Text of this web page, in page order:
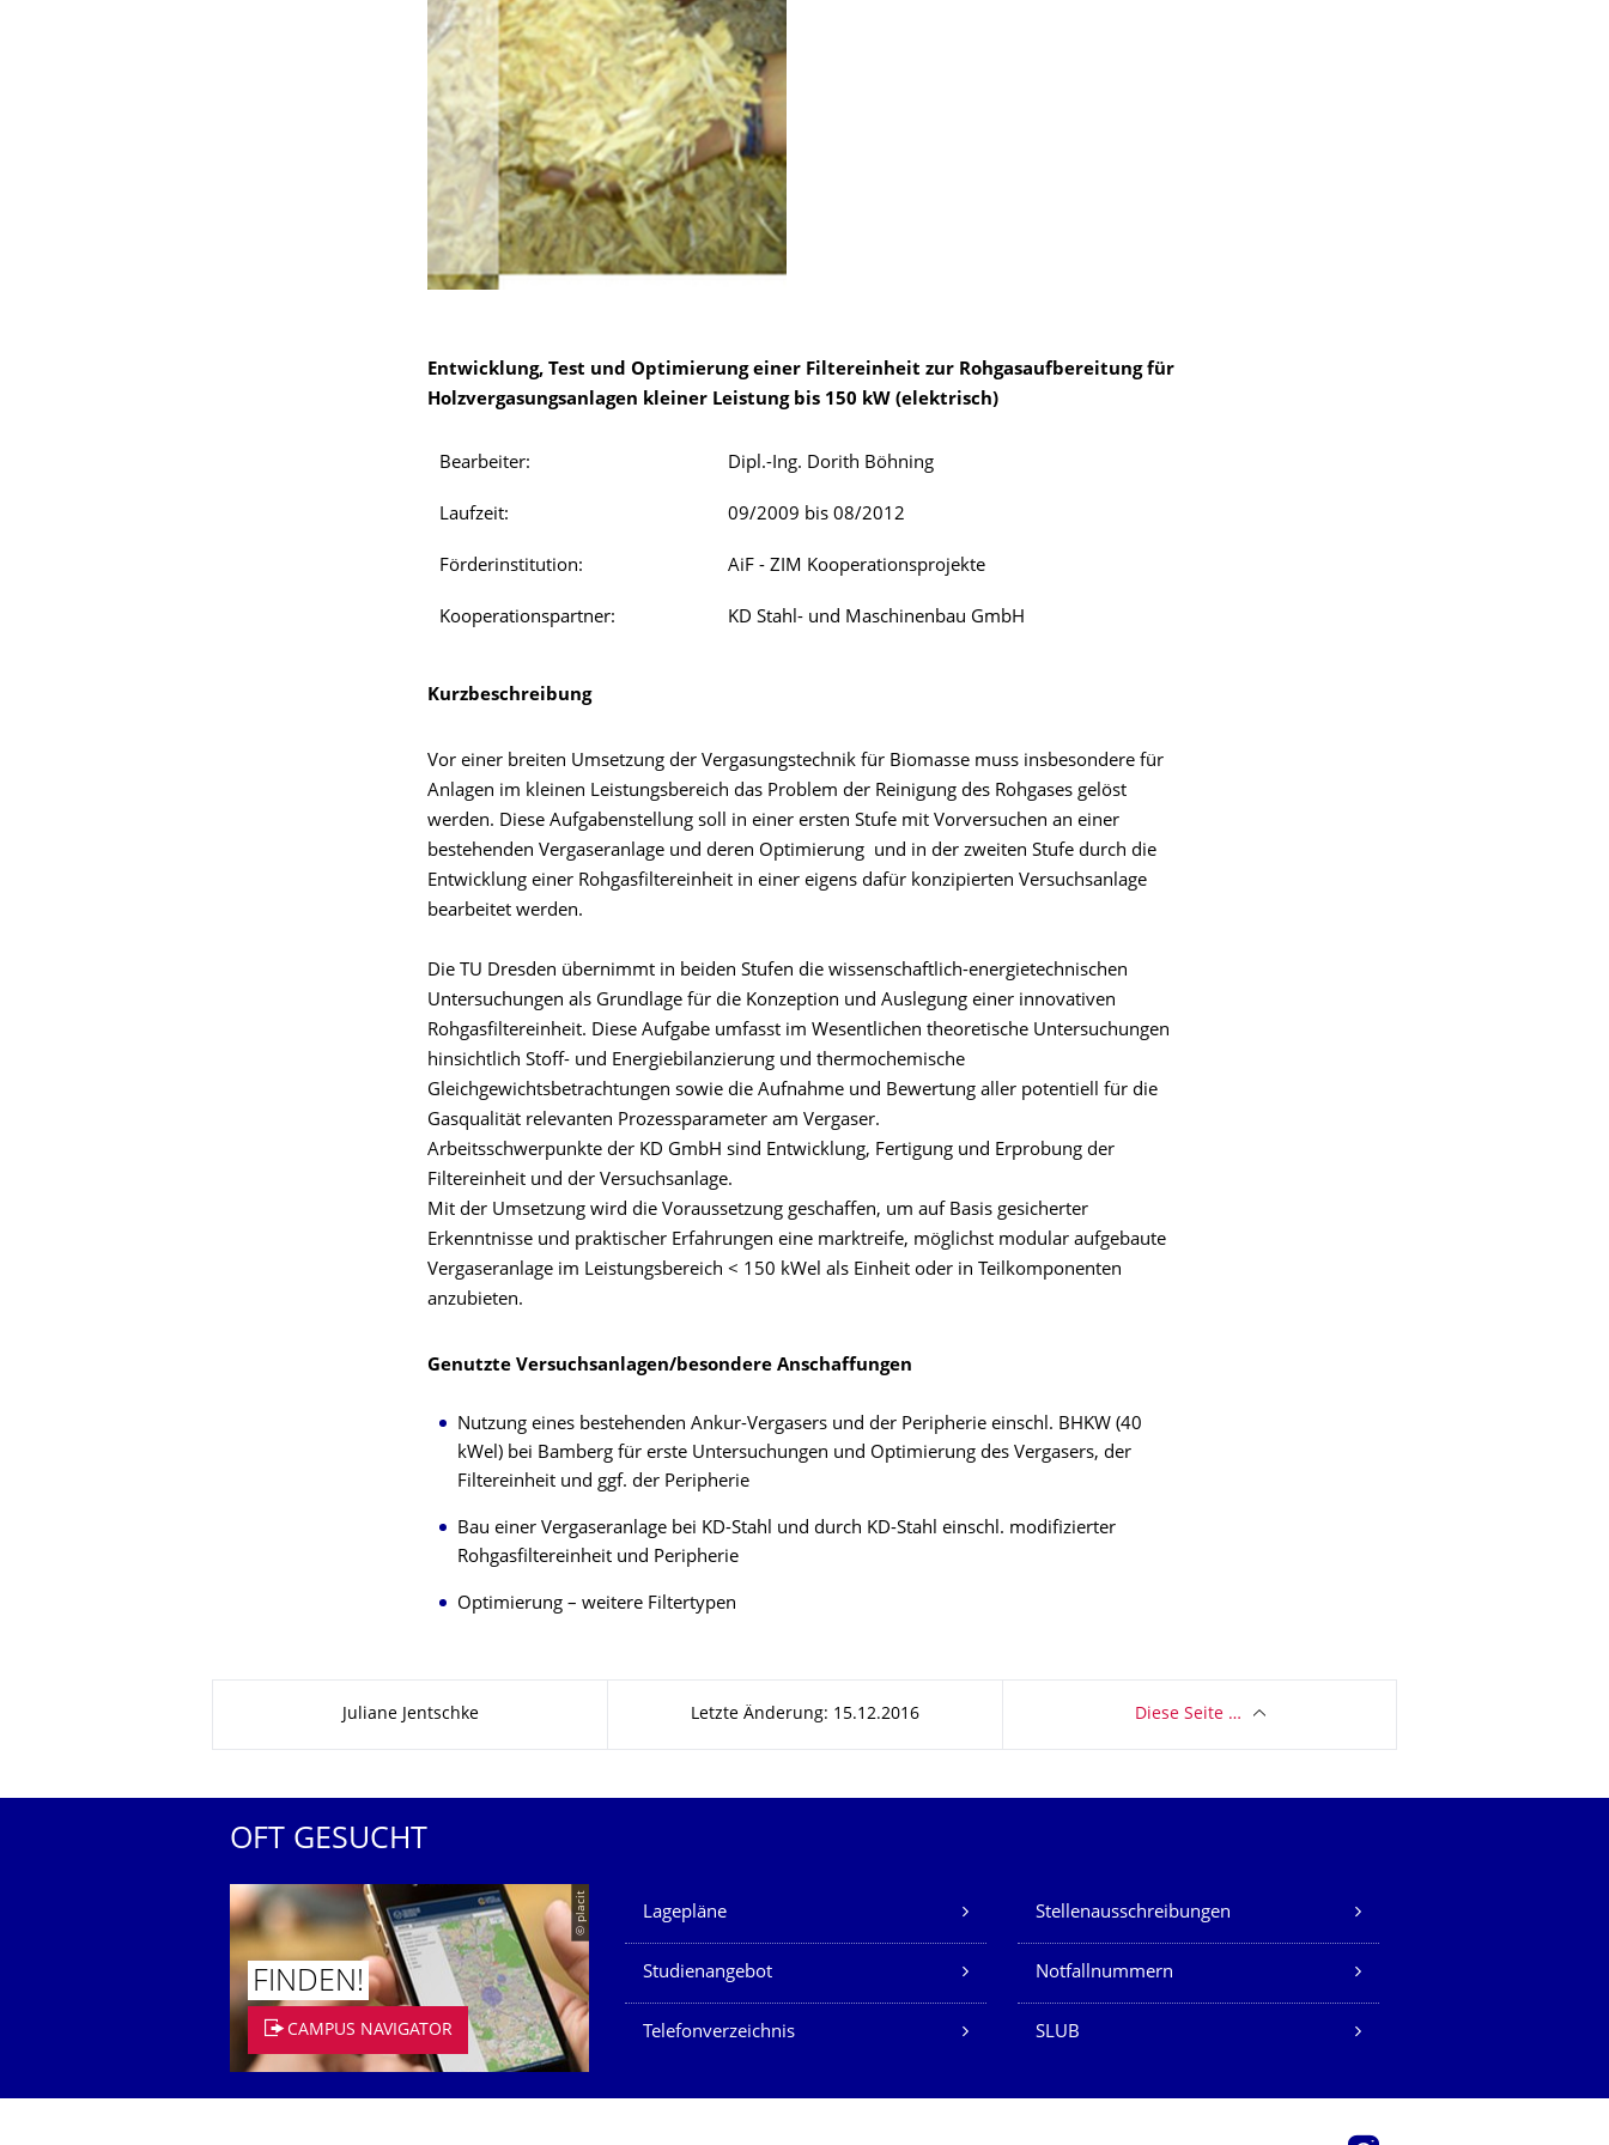
Entwicklung, Test und Optimierung einer Filtereinheit zur Rohgasaufbereitung für
Holzvergasungsanlagen kleiner Leistung bis 150 kW (elektrisch)
Bearbeiter: Dipl.-Ing. Dorith Böhning
Laufzeit: 09/2009 bis 08/2012
Förderinstitution: AiF - ZIM Kooperationsprojekte
Kooperationspartner: KD Stahl- und Maschinenbau GmbH
Kurzbeschreibung
Vor einer breiten Umsetzung der Vergasungstechnik für Biomasse muss insbesondere für
Anlagen im kleinen Leistungsbereich das Problem der Reinigung des Rohgases gelöst
werden. Diese Aufgabenstellung soll in einer ersten Stufe mit Vorversuchen an einer
bestehenden Vergaseranlage und deren Optimierung und in der zweiten Stufe durch die
Entwicklung einer Rohgasfiltereinheit in einer eigens dafür konzipierten Versuchsanlage
bearbeitet werden.
Die TU Dresden übernimmt in beiden Stufen die wissenschaftlich-energietechnischen
Untersuchungen als Grundlage für die Konzeption und Auslegung einer innovativen
Rohgasfiltereinheit. Diese Aufgabe umfasst im Wesentlichen theoretische Untersuchungen
hinsichtlich Stoff- und Energiebilanzierung und thermochemische
Gleichgewichtsbetrachtungen sowie die Aufnahme und Bewertung aller potentiell für die
Gasqualität relevanten Prozessparameter am Vergaser.
Arbeitsschwerpunkte der KD GmbH sind Entwicklung, Fertigung und Erprobung der
Filtereinheit und der Versuchsanlage.
Mit der Umsetzung wird die Voraussetzung geschaffen, um auf Basis gesicherter
Erkenntnisse und praktischer Erfahrungen eine marktreife, möglichst modular aufgebaute
Vergaseranlage im Leistungsbereich < 150 kWel als Einheit oder in Teilkomponenten
anzubieten.
Genutzte Versuchsanlagen/besondere Anschaffungen
Nutzung eines bestehenden Ankur-Vergasers und der Peripherie einschl. BHKW (40
kWel) bei Bamberg für erste Untersuchungen und Optimierung des Vergasers, der
Filtereinheit und ggf. der Peripherie
Bau einer Vergaseranlage bei KD-Stahl und durch KD-Stahl einschl. modifizierter
Rohgasfiltereinheit und Peripherie
Optimierung – weitere Filtertypen
Juliane Jentschke Letzte Änderung: 15.12.2016 Diese Seite …
OFT GESUCHT
© placit
FINDEN!
CAMPUS NAVIGATOR
Unsere Dienste
Lagepläne Stellenausschreibungen
Studienangebot Notfallnummern
Telefonverzeichnis SLUB